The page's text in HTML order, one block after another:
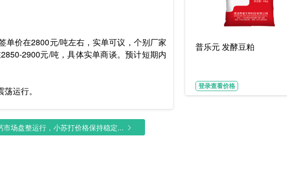
单价在2800元/吨左右，实单可议，个别厂家
2900元/吨，具体实单商谈。预计短期内
运行。
市场盘整运行，小苏打价格保持稳定...
普乐元 发酵豆粕
登录查看价格